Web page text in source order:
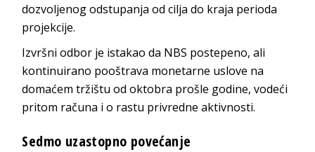
dozvoljenog odstupanja od cilja do kraja perioda
projekcije.
Izvršni odbor je istakao da NBS postepeno, ali
kontinuirano pooštrava monetarne uslove na
domaćem tržištu od oktobra prošle godine, vodeći
pritom računa i o rastu privredne aktivnosti.
Sedmo uzastopno povećanje